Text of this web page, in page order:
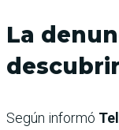
La
Según informó